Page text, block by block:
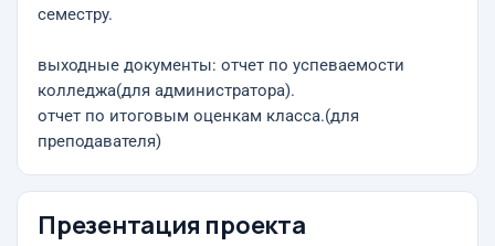
семестру.
выходные документы: отчет по успеваемости
колледжа(для администратора).
отчет по итоговым оценкам класса.(для
преподавателя)
Презентация проекта